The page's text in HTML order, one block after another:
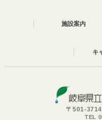
施設案内
キ
〒501-
TEL